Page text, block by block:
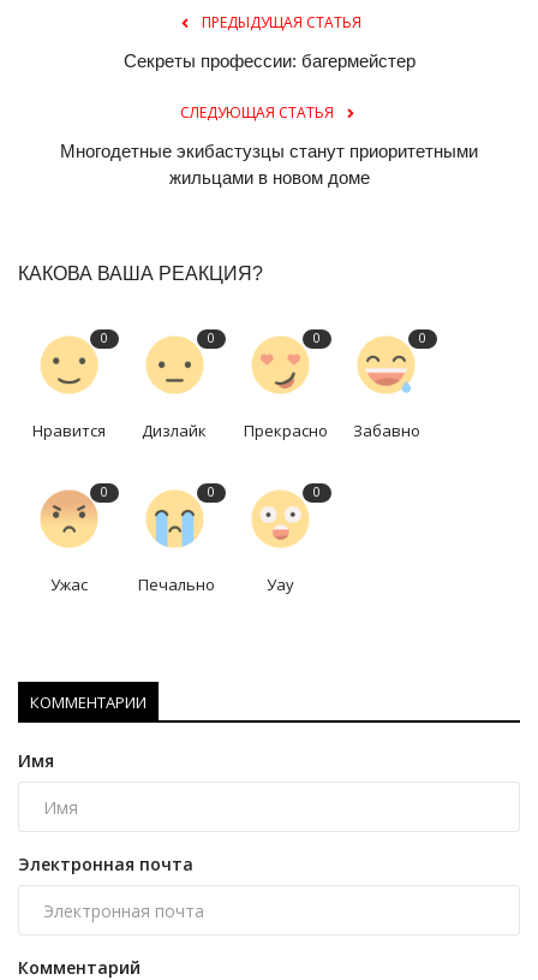
ПРЕДЫДУЩАЯ СТАТЬЯ
Секреты профессии: багермейстер
СЛЕДУЮЩАЯ СТАТЬЯ
Многодетные экибастузцы станут приоритетными
жильцами в новом доме
КАКОВА ВАША РЕАКЦИЯ?
0
Нравится
0
Дизлайк
0
Прекрасно
0
Забавно
0
Ужас
0
Печально
0
Уау
КОММЕНТАРИИ
Имя
Электронная почта
Комментарий